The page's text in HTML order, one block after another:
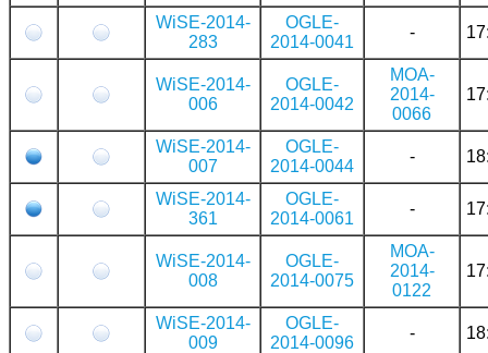
WiSE-2014-
283
OGLE-
2014-0041
-
WiSE-2014-
006
OGLE-
2014-0042
MOA-
2014-
0066
WiSE-2014-
007
OGLE-
2014-0044
-
WiSE-2014-
361
OGLE-
2014-0061
-
WiSE-2014-
008
OGLE-
2014-0075
MOA-
2014-
0122
WiSE-2014-
009
OGLE-
2014-0096
-